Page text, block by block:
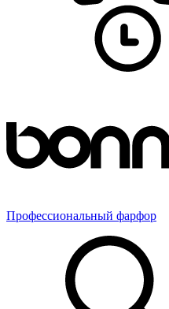
Профессиональный фарфор